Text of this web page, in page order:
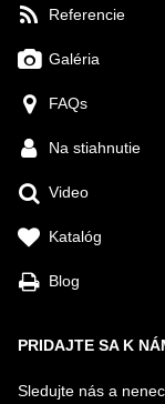
Referencie
Galéria
FAQs
Na stiahnutie
Video
Katalóg
Blog
PRIDAJTE SA K
Sledujte nás a